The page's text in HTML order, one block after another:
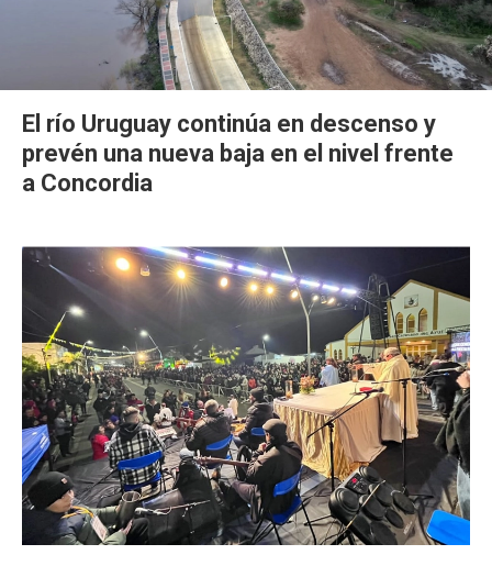
El río Uruguay continúa en descenso y
prevén una nueva baja en el nivel frente
a Concordia